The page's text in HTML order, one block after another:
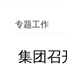
专题工作
集团召